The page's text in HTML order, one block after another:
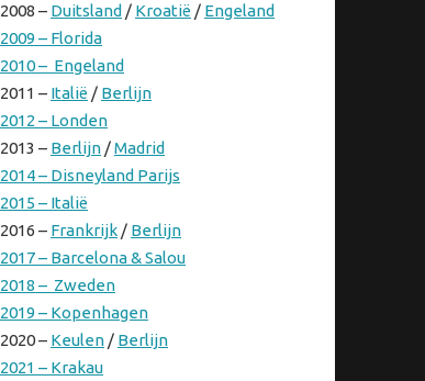
2008 – Duitsland / Kroatië / Engeland
2009 – Florida
2010 – Engeland
2011 – Italië / Berlijn
2012 – Londen
2013 – Berlijn /Madrid
2014 – Disneyland Parijs
2015 – Italië
2016 – Frankrijk / Berlijn
2017 – Barcelona & Salou
2018 – Zweden
2019 – Kopenhagen
2020 – Keulen / Berlijn
2021 – Krakau